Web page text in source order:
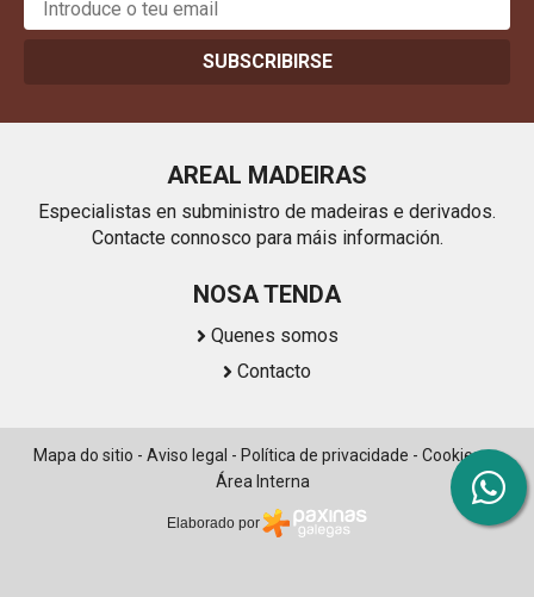
SUBSCRIBIRSE
AREAL MADEIRAS
Especialistas en subministro de madeiras e derivados.
Contacte connosco para máis información.
NOSA TENDA
Quenes somos
Contacto
Mapa do sitio - Aviso legal - Política de privacidade - Cookies-
Área Interna
Elaborado por